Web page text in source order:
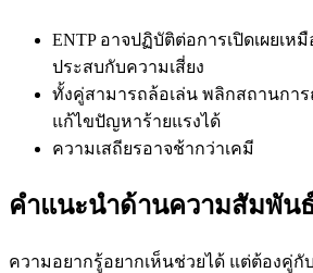
ENTP อาจปฏิบัติต่อการเปิดเผยเห
ประสบกับความเสี่ยง
ทั้งคู่สามารถล้อเล่น พลิกสถานก
แก้ไขปัญหาร้ายแรงได้
ความเสถียรอาจช้ากว่าเคมี
คำแนะนำด้านความสัมพัน
ความอยากรู้อยากเห็นช่วยได้ แต่ต้องคู่กั